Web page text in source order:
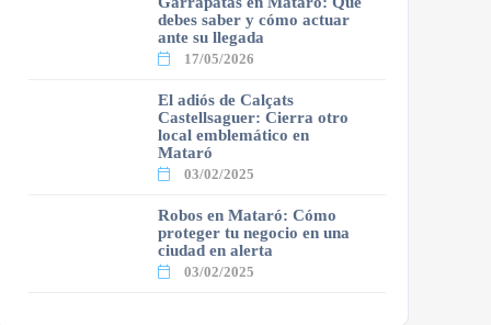
debes saber y cómo actuar
ante su llegada
17/05/2026
El adiós de Calçats
Castellsaguer: Cierra otro
local emblemático en
Mataró
03/02/2025
Robos en Mataró: Cómo
proteger tu negocio en una
ciudad en alerta
03/02/2025